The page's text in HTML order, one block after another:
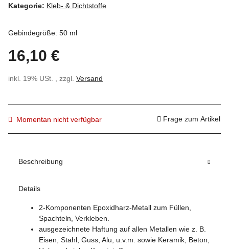
Kategorie: Kleb- & Dichtstoffe
Gebindegröße: 50 ml
16,10 €
inkl. 19% USt. , zzgl. Versand
Momentan nicht verfügbar Frage zum Artikel
Beschreibung
Details
2-Komponenten Epoxidharz-Metall zum Füllen,
Spachteln, Verkleben.
ausgezeichnete Haftung auf allen Metallen wie z. B.
Eisen, Stahl, Guss, Alu, u.v.m. sowie Keramik, Beton,